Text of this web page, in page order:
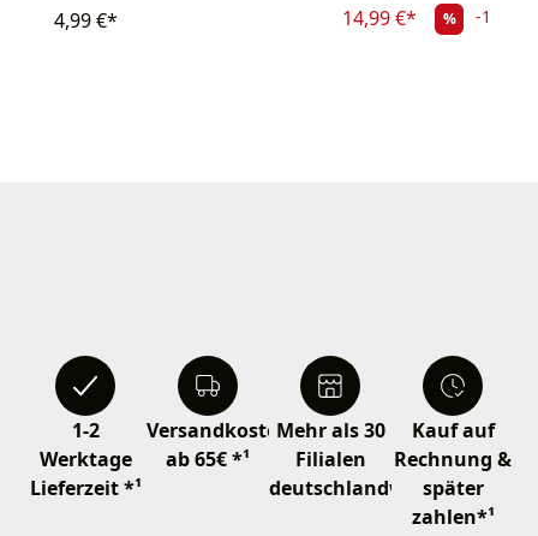
4,99 €*
14,99 €* % -16.68%
1-2
Werktage
Lieferzeit *¹
Versandkostenfrei
ab 65€ *¹
Mehr als 30
Filialen
deutschlandweit
Kauf auf
Rechnung &
später
zahlen*¹